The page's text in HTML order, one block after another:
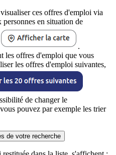
ces offres d'emploi via
en situation de
.
les offres d'emploi que vous
les offres d'emploi suivantes,
de changer le
pouvez par exemple les trier
de votre recherche